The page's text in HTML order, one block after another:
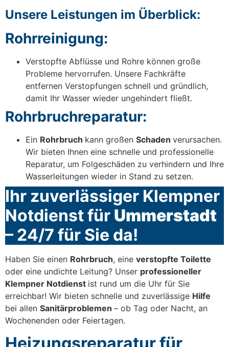
Unsere Leistungen im Überblick:
Rohrreinigung:
Verstopfte Abflüsse und Rohre können große
Probleme hervorrufen. Unsere Fachkräfte
entfernen Verstopfungen schnell und gründlich,
damit Ihr Wasser wieder ungehindert fließt.
Rohrbruchreparatur:
Ein Rohrbruch kann großen Schaden verursachen.
Wir bieten Ihnen eine schnelle und professionelle
Reparatur, um Folgeschäden zu verhindern und Ihre
Wasserleitungen wieder in Stand zu setzen.
Ihr zuverlässiger Klempner
Notdienst für Ummerstadt
– 24/7 für Sie da!
Haben Sie einen Rohrbruch, eine verstopfte Toilette
oder eine undichte Leitung? Unser professioneller
Klempner Notdienst ist rund um die Uhr für Sie
erreichbar! Wir bieten schnelle und zuverlässige Hilfe
bei allen Sanitärproblemen – ob Tag oder Nacht, an
Wochenenden oder Feiertagen.